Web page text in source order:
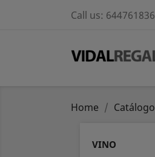
Call us: 644761836
Home Catálogo
VINO